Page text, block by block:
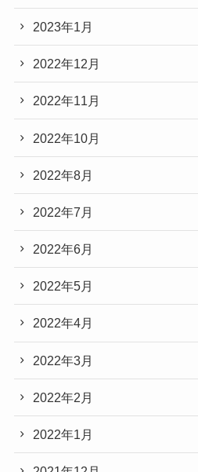
2023年1月
2022年12月
2022年11月
2022年10月
2022年8月
2022年7月
2022年6月
2022年5月
2022年4月
2022年3月
2022年2月
2022年1月